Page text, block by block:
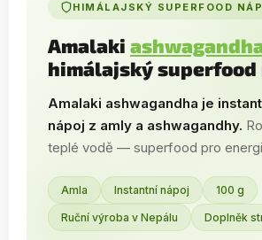
HIMÁLAJSKÝ SUPERFOOD
Amalaki
himálajský superfood
Amalaki ashwagandha je
nápoj z amly a ashwagandhy.
teplé vodě — superfood pro
Amla Instantní nápoj 100 g
Ruční výroba v Nepálu Doplněk